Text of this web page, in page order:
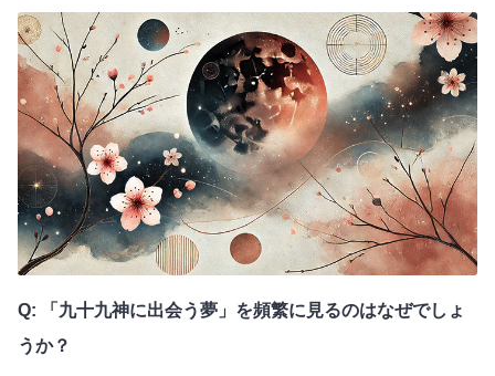
Q: 「九十九神に出会う夢」を頻繁に見るのはなぜでしょ
うか？